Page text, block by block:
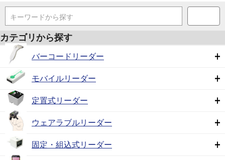
キーワードから探す
カテゴリから探す
バーコードリーダー
モバイルリーダー
定置式リーダー
ウェアラブルリーダー
固定・組込式リーダー